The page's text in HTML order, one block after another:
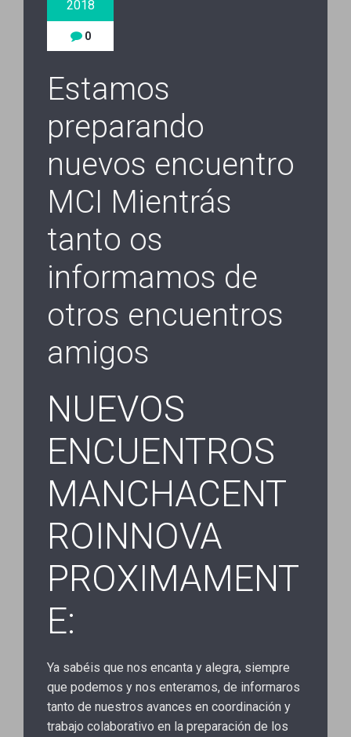
2018
0
Estamos
preparando
nuevos encuentro
MCI Mientrás
tanto os
informamos de
otros encuentros
amigos
NUEVOS
ENCUENTROS
MANCHACENT
ROINNOVA
PROXIMAMENT
E:
Ya sabéis que nos encanta y alegra, siempre
que podemos y nos enteramos, de informaros
tanto de nuestros avances en coordinación y
trabajo colaborativo en la preparación de los